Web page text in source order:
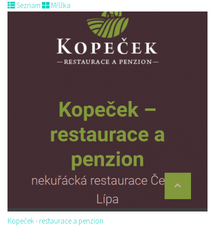
Seznam Mřížka
Kopeček - restaurace a penzion